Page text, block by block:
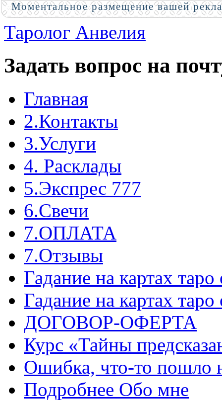
Таролог Анвелия
Задать вопрос на
Главная
2.Контакты
3.Услуги
4. Расклады
5.Экспрес 777
6.Свечи
7.ОПЛАТА
7.Отзывы
Гадание на картах
Гадание на картах
ДОГОВОР-ОФЕРТА
Курс «Тайны
Ошибка, что-то пошло
Подробнее Обо мне
Моментальное размещение вашей